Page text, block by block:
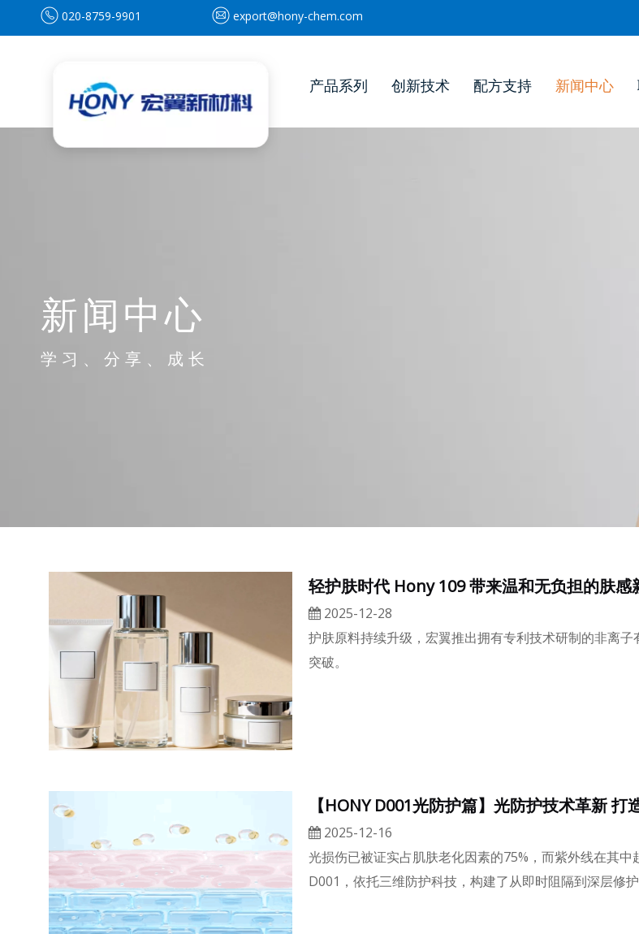
020-8759-9901 export@hony-chem.com
产品系列 创新技术 配方支持 新闻中心
新闻中心
学习、分享、成长
轻护肤时代 Hony 109 带来温和无负担的肤感
2025-12-28
护肤原料持续升级，宏翼推出拥有专利技术研制的非离
突破。
【HONY D001光防护篇】光防护技术革新
2025-12-16
光损伤已被证实占肌肤老化因素的75%，而紫外线在其
D001，依托三维防护科技，构建了从即时阻隔到深层修护